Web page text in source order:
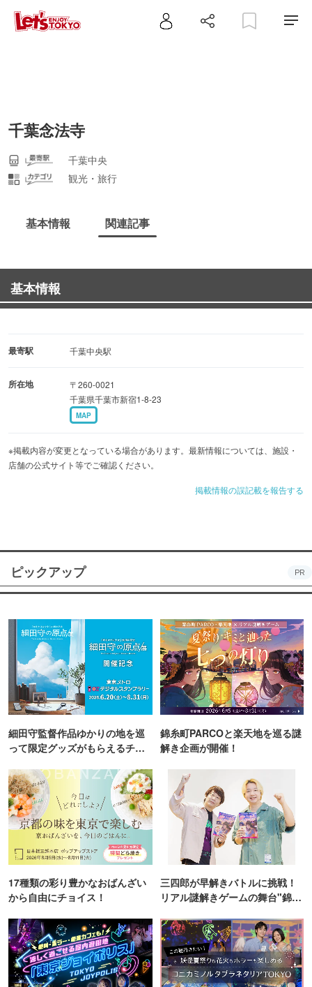
千葉念法寺
千葉中央
観光・旅行
基本情報 関連記事
基本情報
最寄駅 千葉中央駅
所在地
〒260-0021
千葉県千葉市新宿1-8-23
MAP
※掲載内容が変更となっている場合があります。最新情報については、施設・
店舗の公式サイト等でご確認ください。
掲載情報の誤記載を報告する
ピックアップ PR
細田守監督作品ゆかりの地を巡
って限定グッズがもらえるチャ
錦糸町PARCOと楽天地を巡る謎
解き企画が開催！
17種類の彩り豊かなおばんざい
から自由にチョイス！
三四郎が早解きバトルに挑戦！
リアル謎解きゲームの舞台"錦糸